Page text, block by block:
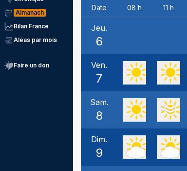
Almanach
Bilan France
Aléas par mois
Faire un don
Date 08 h 11 h
Jeu.
6
Ven.
7
Sam.
8
Dim.
9